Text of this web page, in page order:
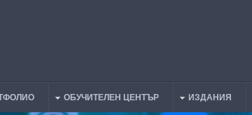
ОБУЧИТЕЛЕН ЦЕНТЪР ИЗДАНИЯ